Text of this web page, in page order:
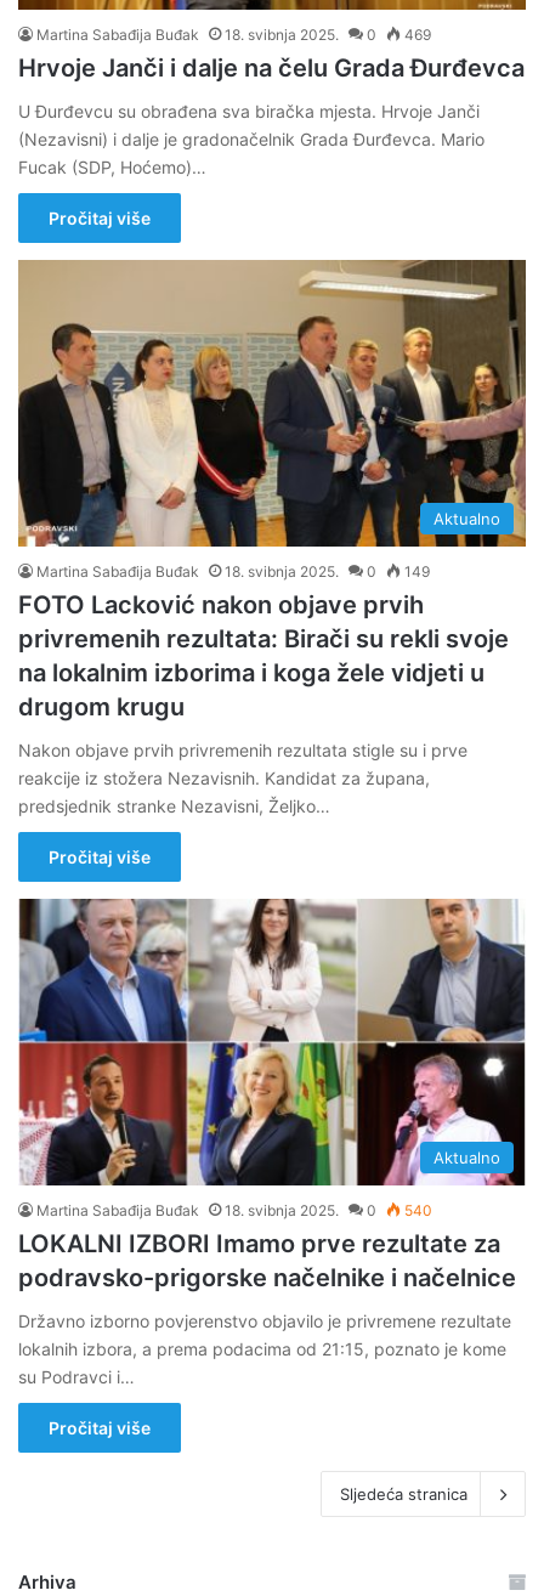
Martina Sabađija Buđak 18. svibnja 2025. 0 469
Hrvoje Janči i dalje na čelu Grada Đurđevca
U Đurđevcu su obrađena sva biračka mjesta. Hrvoje Janči
(Nezavisni) i dalje je gradonačelnik Grada Đurđevca. Mario
Fucak (SDP, Hoćemo)…
Pročitaj više
Aktualno
Martina Sabađija Buđak 18. svibnja 2025. 0 149
FOTO Lacković nakon objave prvih
privremenih rezultata: Birači su rekli svoje
na lokalnim izborima i koga žele vidjeti u
drugom krugu
Nakon objave prvih privremenih rezultata stigle su i prve
reakcije iz stožera Nezavisnih. Kandidat za župana,
predsjednik stranke Nezavisni, Željko…
Pročitaj više
Aktualno
Martina Sabađija Buđak 18. svibnja 2025. 0 540
LOKALNI IZBORI Imamo prve rezultate za
podravsko-prigorske načelnike i načelnice
Državno izborno povjerenstvo objavilo je privremene rezultate
lokalnih izbora, a prema podacima od 21:15, poznato je kome
su Podravci i…
Pročitaj više
Sljedeća stranica
Arhiva